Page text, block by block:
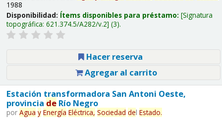
1988
Disponibilidad: Ítems disponibles para préstamo: Signatura
topográfica: 621.374.5/A282/v.2 (3).
Hacer reserva
Agregar al carrito
Estación transformadora San Antoni Oeste,
provincia deRío Negro
por Agua y Energía Eléctrica, Sociedad del Estado.